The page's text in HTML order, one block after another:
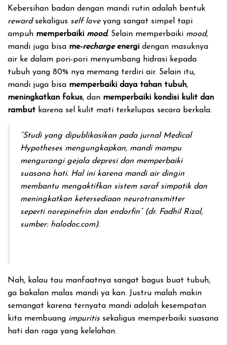
Kebersihan badan dengan mandi rutin adalah bentuk
rewardsekaligus self loveyang sangat simpel tapi
ampuh memperbaiki mood. Selain memperbaiki mood,
mandi juga bisa me-rechargeenergi dengan masuknya
air ke dalam pori-pori menyumbang hidrasi kepada
tubuh yang 80% nya memang terdiri air. Selain itu,
mandi juga bisa memperbaiki daya tahan tubuh,
meningkatkan fokus, dan memperbaiki kondisi kulit dan
rambut karena sel kulit mati terkelupas secara berkala.
“Studi yang dipublikasikan pada jurnal Medical
Hypotheses mengungkapkan, mandi mampu
mengurangi gejala depresi dan memperbaiki
suasana hati. Hal ini karena mandi air dingin
membantu mengaktifkan sistem saraf simpatik dan
meningkatkan ketersediaan neurotransmitter
seperti norepinefrin dan endorfin” (dr. Fadhil Rizal,
sumber: halodoc.com).
Nah, kalau tau manfaatnya sangat bagus buat tubuh,
ga bakalan malas mandi ya kan. Justru malah makin
semangat karena ternyata mandi adalah kesempatan
kita membuang impuritis sekaligus memperbaiki suasana
hati dan raga yang kelelahan.